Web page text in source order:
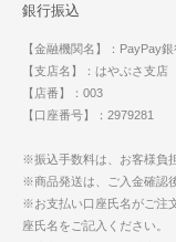
銀行振込
【金融機関名】：PayPay
【支店名】：はやぶさ支店
【店番】：003
【口座番号】：2979281
※振込手数料は、お客様負
※商品発送は、ご入金確認
※お支払い口座氏名がご注
座氏名をご記入ください。